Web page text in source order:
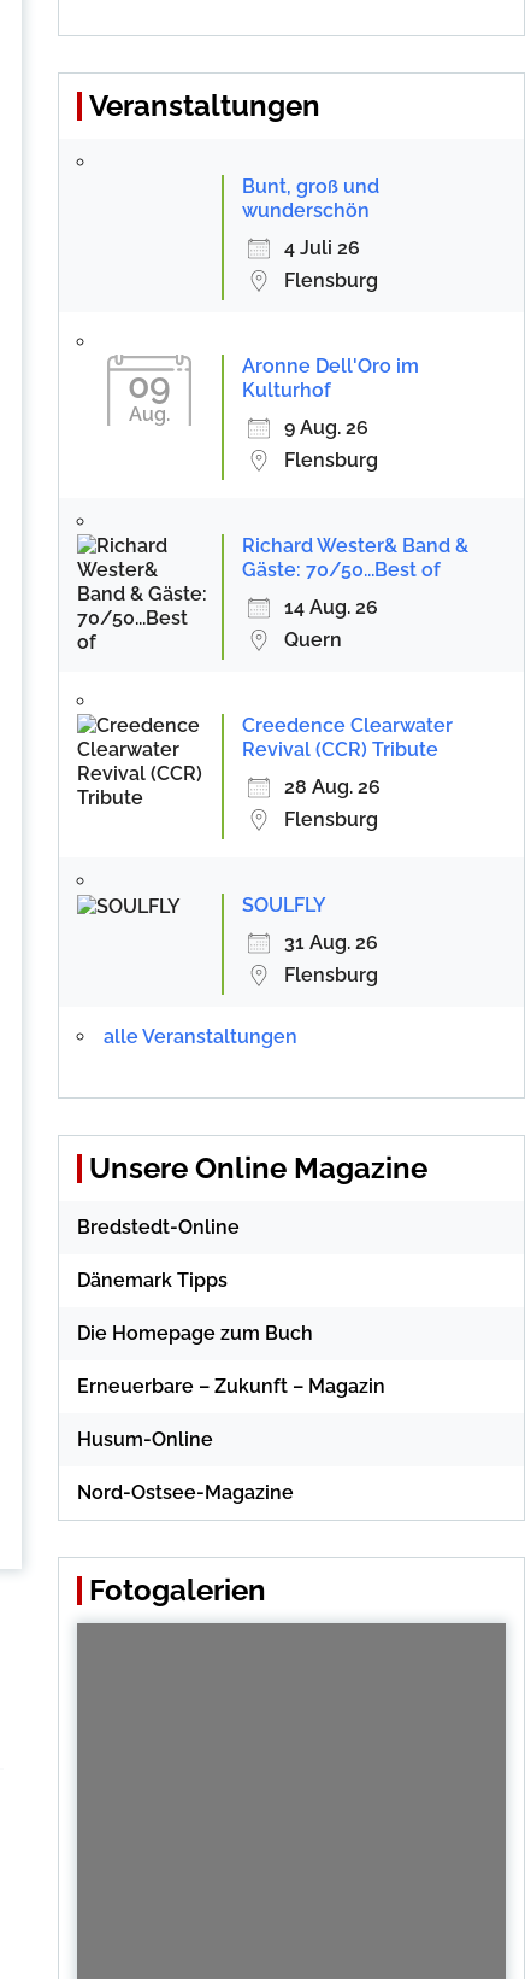
Veranstaltungen
Bunt, groß und
wunderschön
4 Juli 26
Flensburg
09
Aug.
Aronne Dell'Oro im
Kulturhof
9 Aug. 26
Flensburg
Richard Wester& Band &
Gäste: 70/50...Best of
14 Aug. 26
Quern
Creedence Clearwater
Revival (CCR) Tribute
28 Aug. 26
Flensburg
SOULFLY
31 Aug. 26
Flensburg
alle Veranstaltungen
Unsere Online Magazine
Bredstedt-Online
Dänemark Tipps
Die Homepage zum Buch
Erneuerbare – Zukunft – Magazin
Husum-Online
Nord-Ostsee-Magazine
Fotogalerien